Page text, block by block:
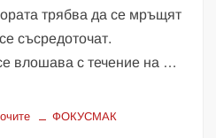
трябва да се мръщят
съсредоточат.
влошава с течение на …
ФОКУСМАК